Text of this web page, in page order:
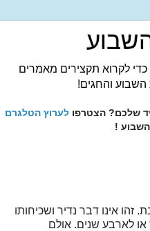
לקרוא תקצירים מאמרים
השבוע והחגים!
שלכם? הצטרפו לערוץ הטלגרם
!
זהו אינו דבר נדיר ושכיחותו
או לארבע שנים. אולם